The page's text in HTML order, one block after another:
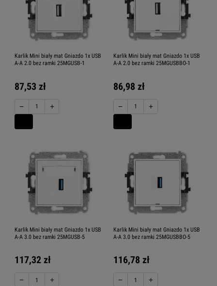
Karlik Mini biały mat Gniazdo 1x USB
A-A 2.0 bez ramki 25MGUSB-1
87,53 zł
− +
Karlik Mini biały mat Gniazdo 1x USB
A-A 2.0 bez ramki 25MGUSBBO-1
86,98 zł
− +
Karlik Mini biały mat Gniazdo 1x USB
A-A 3.0 bez ramki 25MGUSB-5
117,32 zł
− +
Karlik Mini biały mat Gniazdo 1x USB
A-A 3.0 bez ramki 25MGUSBBO-5
116,78 zł
− +